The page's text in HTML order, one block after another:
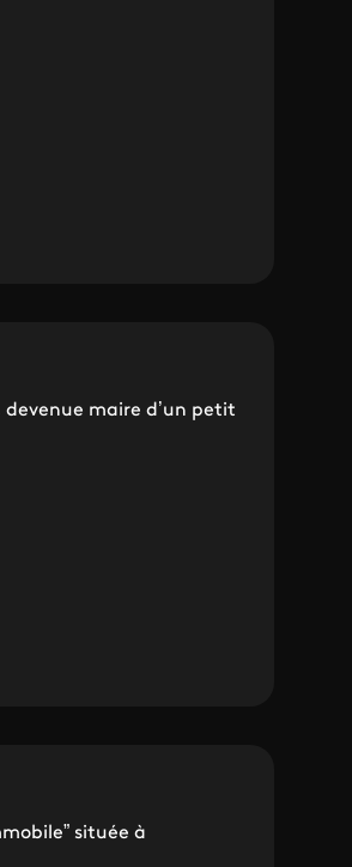
devenue maire d’un petit
située à